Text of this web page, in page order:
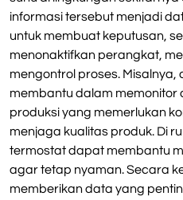
informasi tersebut menjadi
untuk membuat keputusan,
menonaktifkan perangkat,
mengontrol proses. Misalnya,
membantu dalam memonitor
produksi yang memerlukan
menjaga kualitas produk. Di
termostat dapat membantu
agar tetap nyaman. Secara
memberikan data yang